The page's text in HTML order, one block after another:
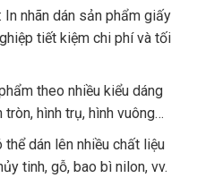
nhãn dán sản phẩm giấy
tiết kiệm chi phí và tối
theo nhiều kiểu dáng
tròn, hình trụ, hình vuông…
dán lên nhiều chất liệu
tinh, gỗ, bao bì nilon, vv.